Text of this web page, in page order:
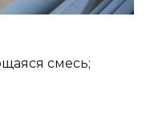
смесь;